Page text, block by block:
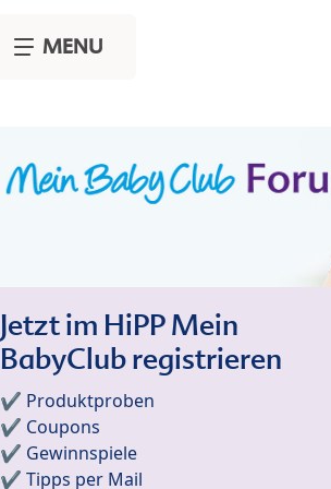
MENU
Jetzt im HiPP Mein
BabyClub registrieren
✔️ Produktproben
✔️ Coupons
✔️ Gewinnspiele
✔️ Tipps per Mail